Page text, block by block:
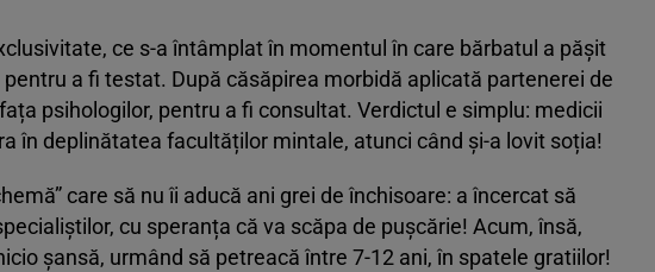
ce s-a întâmplat în momentul în care bărbatul a pășit
a fi testat. După căsăpirea morbidă aplicată partenerei de
psihologilor, pentru a fi consultat. Verdictul e simplu: medicii
în deplinătatea facultăților mintale, atunci când și-a lovit soția!
care să nu îi aducă ani grei de închisoare: a încercat să
cu speranța că va scăpa de pușcărie! Acum, însă,
șansă, urmând să petreacă între 7-12 ani, în spatele gratiilor!